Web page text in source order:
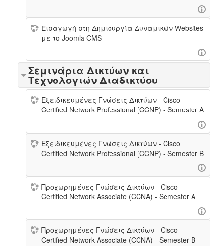
Εισαγωγή στη Δημιουργία Δυναμικών Websites
με τo Joomla CMS
Σεμινάρια Δικτύων και
Τεχνολογιών Διαδικτύου
Εξειδικευμένες Γνώσεις Δικτύων - Cisco
Certified Network Professional (CCNP) - Semester A
Εξειδικευμένες Γνώσεις Δικτύων - Cisco
Certified Network Professional (CCNP) - Semester B
Προχωρημένες Γνώσεις Δικτύων - Cisco
Certified Network Associate (CCNA) - Semester A
Προχωρημένες Γνώσεις Δικτύων - Cisco
Certified Network Associate (CCNA) - Semester B